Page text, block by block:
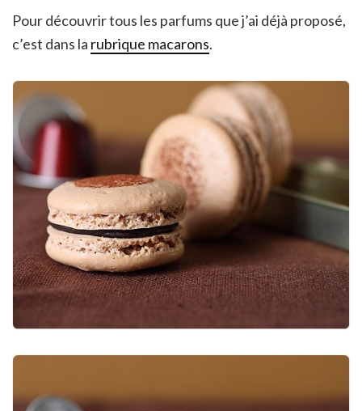
Pour découvrir tous les parfums que j’ai déjà proposé,
c’est dans la rubrique macarons.